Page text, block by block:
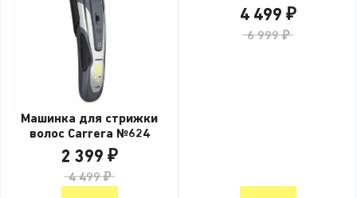
Машинка для стрижки
волос Carrera №624
2 399 ₽
4 499 ₽
4 499 ₽
6 999 ₽